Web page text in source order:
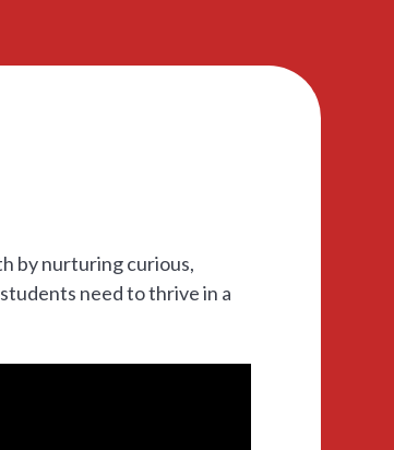
by nurturing curious,
need to thrive in a